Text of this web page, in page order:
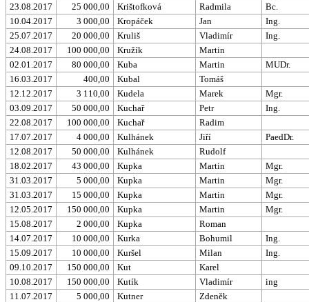
23.08.2017
25 000,00 Krištofková Radmila
Bc.
10.04.2017
3 000,00 Kropáček Jan
Ing.
25.07.2017
20 000,00 Kruliš Vladimír
Ing.
24.08.2017
100 000,00 Kružík
Martin
02.01.2017
80 000,00 Kuba Martin
MUDr.
16.03.2017
400,00 Kubal
Tomáš
12.12.2017
3 110,00 Kudela Marek
Mgr.
03.09.2017
50 000,00 Kuchař Petr
Ing.
22.08.2017
100 000,00 Kuchař
Radim
17.07.2017
4 000,00 Kulhánek Jiří
PaedDr.
12.08.2017
50 000,00 Kulhánek
Rudolf
18.02.2017
43 000,00 Kupka Martin
Mgr.
31.03.2017
5 000,00 Kupka Martin
Mgr.
31.03.2017
15 000,00 Kupka Martin
Mgr.
12.05.2017
150 000,00 Kupka Martin
Mgr.
15.08.2017
2 000,00 Kupka
Roman
14.07.2017
10 000,00 Kurka Bohumil
Ing.
15.09.2017
10 000,00 Kuršel Milan
Ing.
09.10.2017
150 000,00 Kut
Karel
10.08.2017
150 000,00 Kutík Vladimír
ing
11.07.2017
5 000,00 Kutner
Zdeněk